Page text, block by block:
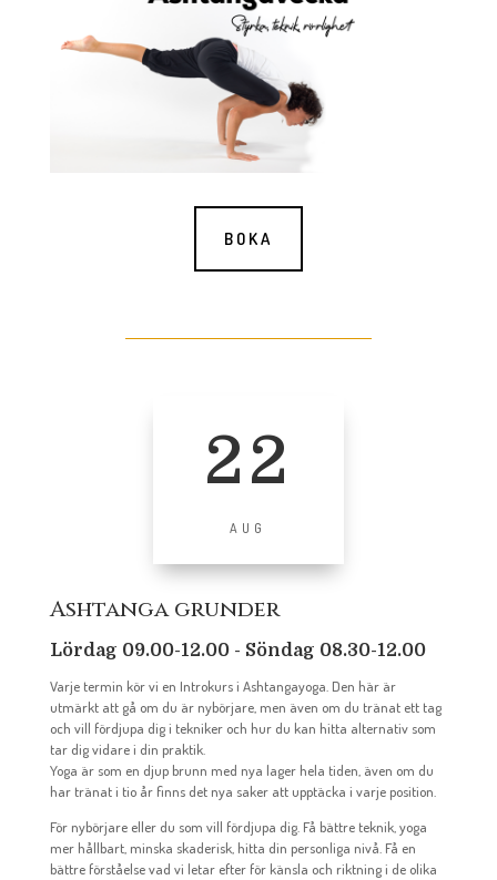
BOKA
22
AUG
Ashtanga grunder
Lördag 09.00-12.00 - Söndag 08.30-12.00
Varje termin kör vi en Introkurs i Ashtangayoga. Den här är
utmärkt att gå om du är nybörjare, men även om du tränat ett tag
och vill fördjupa dig i tekniker och hur du kan hitta alternativ som
tar dig vidare i din praktik.
Yoga är som en djup brunn med nya lager hela tiden, även om du
har tränat i tio år finns det nya saker att upptäcka i varje position.
För nybörjare eller du som vill fördjupa dig. Få bättre teknik, yoga
mer hållbart, minska skaderisk, hitta din personliga nivå. Få en
bättre förståelse vad vi letar efter för känsla och riktning i de olika